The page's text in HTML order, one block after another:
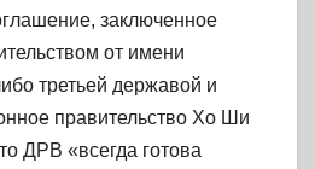
заключенное
от имени
третьей державой и
правительство Хо Ши
ДРВ «всегда готова